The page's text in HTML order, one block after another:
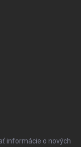
informácie o nových